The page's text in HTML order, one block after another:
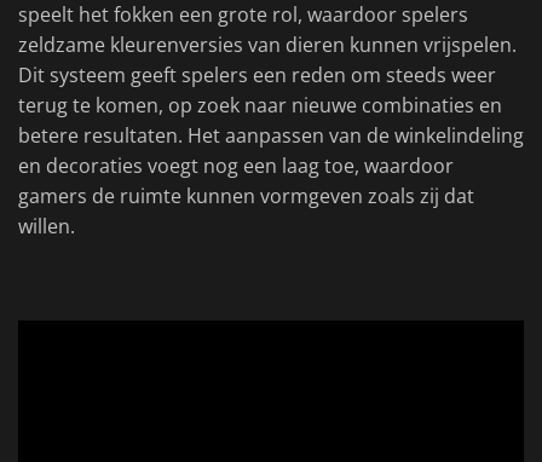
speelt het fokken een grote rol, waardoor spelers
zeldzame kleurenversies van dieren kunnen vrijspelen.
Dit systeem geeft spelers een reden om steeds weer
terug te komen, op zoek naar nieuwe combinaties en
betere resultaten. Het aanpassen van de winkelindeling
en decoraties voegt nog een laag toe, waardoor
gamers de ruimte kunnen vormgeven zoals zij dat
willen.